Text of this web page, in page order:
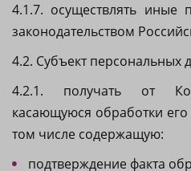
4.1.7. осуществлять иные
законодательством
4.2. Субъект персональных
4.2.1. получать от
касающуюся обработки
том числе содержащую:
подтверждение факта